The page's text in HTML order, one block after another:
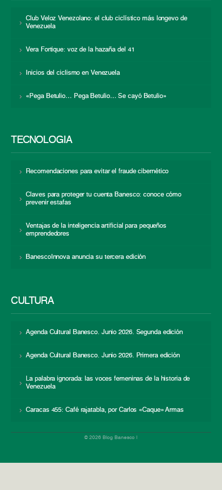
Club Veloz Venezolano: el club ciclístico más longevo de
Venezuela
Vera Fortique: voz de la hazaña del 41
Inicios del ciclismo en Venezuela
«Pega Betulio… Pega Betulio… Se cayó Betulio»
TECNOLOGÍA
Recomendaciones para evitar el fraude cibernético
Claves para proteger tu cuenta Banesco: conoce cómo
prevenir estafas
Ventajas de la inteligencia artificial para pequeños
emprendedores
BanescoInnova anuncia su tercera edición
CULTURA
Agenda Cultural Banesco. Junio 2026. Segunda edición
Agenda Cultural Banesco. Junio 2026. Primera edición
La palabra ignorada: las voces femeninas de la historia de
Venezuela
Caracas 455: Café rajatabla, por Carlos «Caque» Armas
© 2026 Blog Banesco |